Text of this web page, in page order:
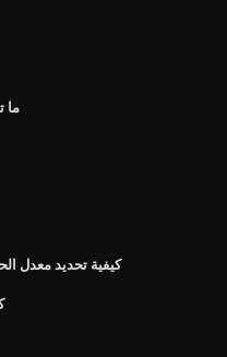
ما
كيفية تحديد معدل